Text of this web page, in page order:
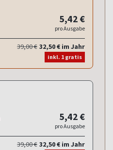
5,42 €
pro Ausgabe
39,00 € 32,50 € im Jahr
inkl. 1 gratis
5,42 €
pro Ausgabe
39,00 € 32,50 € im Jahr